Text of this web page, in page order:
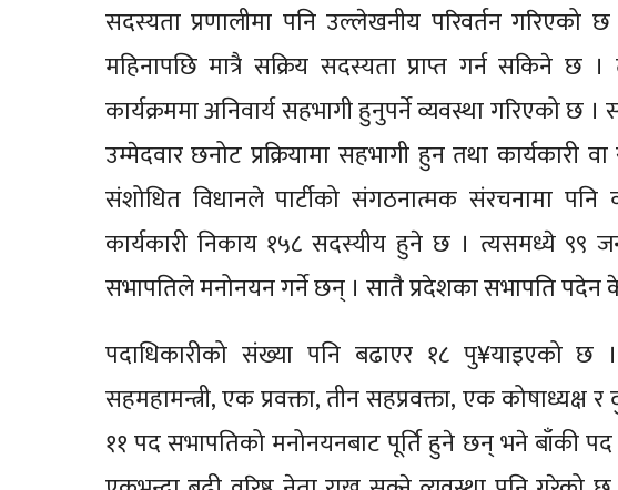
सदस्यता प्रणालीमा पनि उल्लेखनीय परिवर्तन
महिनापछि मात्रै सक्रिय सदस्यता प्राप्त गर्न सकिने छ
कार्यक्रममा अनिवार्य सहभागी हुनुपर्ने व्यवस्था गरिएको छ
उम्मेदवार छनोट प्रक्रियामा सहभागी हुन तथा कार्यकारी
संशोधित विधानले पार्टीको संगठनात्मक संरचनामा
कार्यकारी निकाय १५८ सदस्यीय हुने छ । त्यसमध्ये ९९
सभापतिले मनोनयन गर्ने छन् । सातै प्रदेशका सभापति पदेन
पदाधिकारीको संख्या पनि बढाएर १८ पु¥याइएको छ
सहमहामन्त्री, एक प्रवक्ता, तीन सहप्रवक्ता, एक
११ पद सभापतिको मनोनयनबाट पूर्ति हुने छन् भने बाँकी